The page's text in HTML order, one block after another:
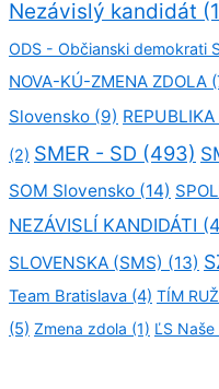
Nezávislý kandidát
ODS - Občianski demokrati
NOVA-KÚ-ZMENA ZDOLA
Slovensko (9) REPUBLIKA
(2) SMER - SD (493)
SOM Slovensko (14)
NEZÁVISLÍ KANDIDÁTI
SLOVENSKA (SMS) (13)
Team Bratislava (4) TÍM
(5) Zmena zdola (1) ĽS